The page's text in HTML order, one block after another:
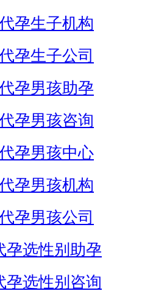
孕生子机构
孕生子公司
孕男孩助孕
孕男孩咨询
孕男孩中心
孕男孩机构
孕男孩公司
孕选性别助孕
孕选性别咨询